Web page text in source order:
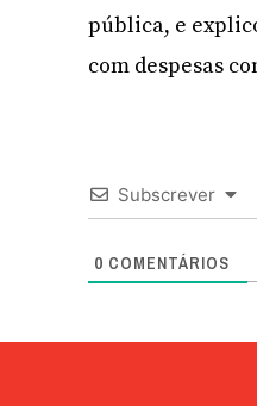
pública, e
com despesas
Subscrever
0 COMENTÁRIOS